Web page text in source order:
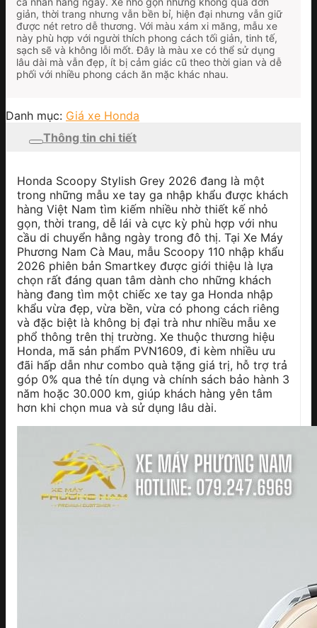
giản, thời trang nhưng vẫn bền bỉ, hiện đại nhưng vẫn giữ
được nét retro dễ thương. Với màu xám xi măng, mẫu xe
này phù hợp với người thích phong cách tối giản, tinh tế,
sạch sẽ và không lỗi mốt. Đây là màu xe có thể sử dụng
lâu dài mà vẫn đẹp, ít bị cảm giác cũ theo thời gian và dễ
phối với nhiều phong cách ăn mặc khác nhau.
Danh mục: Giá xe Honda
Thông tin chi tiết
Honda Scoopy Stylish Grey 2026 đang là một
trong những mẫu xe tay ga nhập khẩu được khách
hàng Việt Nam tìm kiếm nhiều nhờ thiết kế nhỏ
gọn, thời trang, dễ lái và cực kỳ phù hợp với nhu
cầu di chuyển hằng ngày trong đô thị. Tại Xe Máy
Phương Nam Cà Mau, mẫu Scoopy 110 nhập khẩu
2026 phiên bản Smartkey được giới thiệu là lựa
chọn rất đáng quan tâm dành cho những khách
hàng đang tìm một chiếc xe tay ga Honda nhập
khẩu vừa đẹp, vừa bền, vừa có phong cách riêng
và đặc biệt là không bị đại trà như nhiều mẫu xe
phổ thông trên thị trường. Xe thuộc thương hiệu
Honda, mã sản phẩm PVN1609, đi kèm nhiều ưu
đãi hấp dẫn như combo quà tặng giá trị, hỗ trợ trả
góp 0% qua thẻ tín dụng và chính sách bảo hành 3
năm hoặc 30.000 km, giúp khách hàng yên tâm
hơn khi chọn mua và sử dụng lâu dài.